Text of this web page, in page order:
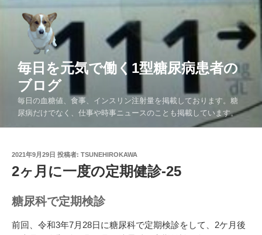
毎日を元気で働く1型糖尿病患者の
ブログ
毎日の血糖値、食事、インスリン注射量を掲載しております。糖
尿病だけでなく、仕事や時事ニュースのことも掲載しています。
投
稿
日:
2021年9月29日 投稿者: TSUNEHIROKAWA
2ヶ月に一度の定期健診-25
糖尿科で定期検診
前回、令和3年7月28日に糖尿科で定期検診をして、2ケ月後